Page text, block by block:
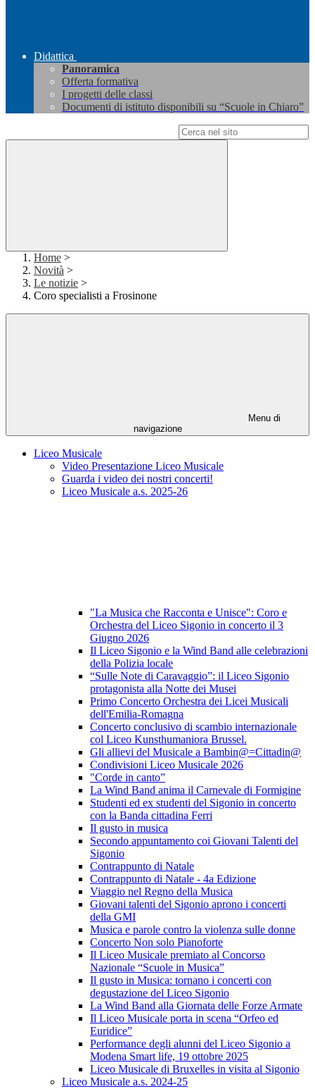
Didattica
Panoramica
Offerta formativa
I progetti delle classi
Documenti di istituto disponibili su “Scuole in Chiaro”
Home >
Novità >
Le notizie >
Coro specialisti a Frosinone
Menu di
navigazione
Liceo Musicale
Video Presentazione Liceo Musicale
Guarda i video dei nostri concerti!
Liceo Musicale a.s. 2025-26
"La Musica che Racconta e Unisce": Coro e
Orchestra del Liceo Sigonio in concerto il 3
Giugno 2026
Il Liceo Sigonio e la Wind Band alle celebrazioni
della Polizia locale
“Sulle Note di Caravaggio”: il Liceo Sigonio
protagonista alla Notte dei Musei
Primo Concerto Orchestra dei Licei Musicali
dell'Emilia-Romagna
Concerto conclusivo di scambio internazionale
col Liceo Kunsthumaniora Brussel.
Gli allievi del Musicale a Bambin@=Cittadin@
Condivisioni Liceo Musicale 2026
"Corde in canto”
La Wind Band anima il Carnevale di Formigine
Studenti ed ex studenti del Sigonio in concerto
con la Banda cittadina Ferri
Il gusto in musica
Secondo appuntamento coi Giovani Talenti del
Sigonio
Contrappunto di Natale
Contrappunto di Natale - 4a Edizione
Viaggio nel Regno della Musica
Giovani talenti del Sigonio aprono i concerti
della GMI
Musica e parole contro la violenza sulle donne
Concerto Non solo Pianoforte
Il Liceo Musicale premiato al Concorso
Nazionale “Scuole in Musica”
Il gusto in Musica: tornano i concerti con
degustazione del Liceo Sigonio
La Wind Band alla Giornata delle Forze Armate
Il Liceo Musicale porta in scena “Orfeo ed
Euridice”
Performance degli alunni del Liceo Sigonio a
Modena Smart life, 19 ottobre 2025
Liceo Musicale di Bruxelles in visita al Sigonio
Liceo Musicale a.s. 2024-25